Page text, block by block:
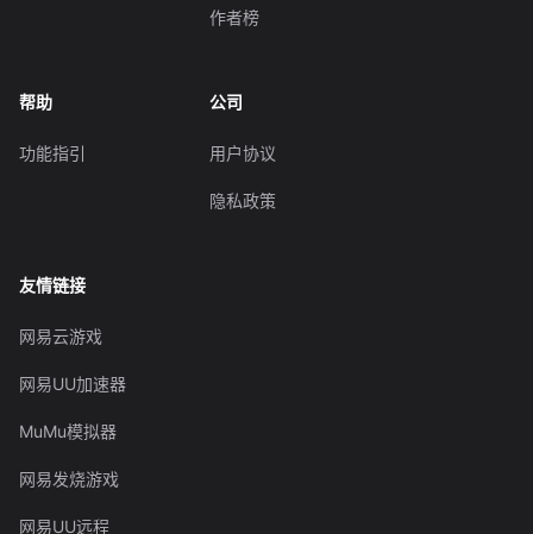
作者榜
帮助
功能指引
公司
用户协议
隐私政策
友情链接
网易云游戏
网易UU加速器
MuMu模拟器
网易发烧游戏
网易UU远程